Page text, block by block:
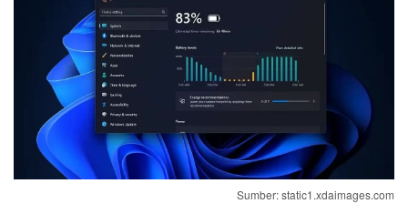
Sumber: static1.xdaimages.com